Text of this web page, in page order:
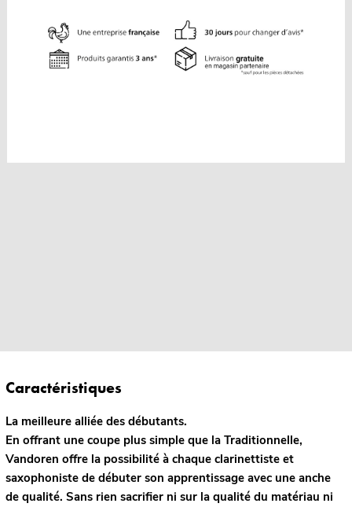
Caractéristiques
La meilleure alliée des débutants.
En offrant une coupe plus simple que la Traditionnelle,
Vandoren offre la possibilité à chaque clarinettiste et
saxophoniste de débuter son apprentissage avec une anche
de qualité. Sans rien sacrifier ni sur la qualité du matériau ni